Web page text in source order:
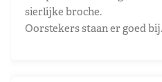
sierlijke broche.
Oorstekers staan er goed bij.